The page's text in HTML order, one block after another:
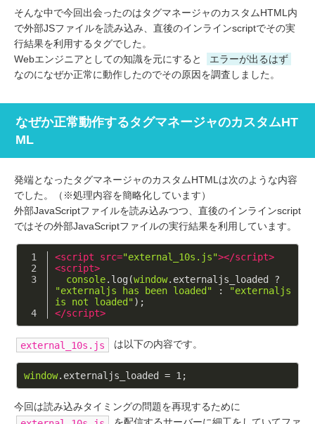
そんな中で今回出会ったのはタグマネージャのカスタムHTML内
で外部JSファイルを読み込み、直後のインラインscriptでその実
行結果を利用するタグでした。
Webエンジニアとしての知識を元にすると
エラーが出るはず
なのになぜか正常に動作したのでその原因を調査しました。
なぜか正常動作するタグマネージャのカスタムHT
ML
発端となったタグマネージャのカスタムHTMLは次のような内容
でした。（※処理内容を簡略化しています）
外部JavaScriptファイルを読み込みつつ、直後のインラインscript
ではその外部JavaScriptファイルの実行結果を利用しています。
<script src="external_10s.js"></script>
<script>
console.log(window
"externaljs has been loaded" :
"externaljs
is not loaded");
</script>
external_10s.js は以下の内容です。
window.externaljs_loaded = 1
今回は読み込みタイミングの問題を再現するために
を配信するサーバーに細工をしていてファ